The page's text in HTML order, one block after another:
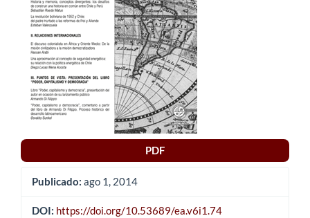
PDF
Publicado: ago 1, 2014
DOI: https://doi.org/10.53689/ea.v6i1.74